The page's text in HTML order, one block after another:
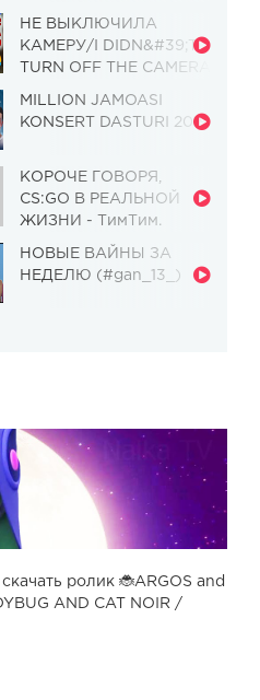
НЕ ВЫКЛЮЧИЛА
КАМЕРУ/I DIDN&#39;T
TURN OFF THE CAMERA
Чудовище] (Выпуск 110)
MILLION JAMOASI
KONSERT DASTURI 2019
КОРОЧЕ ГОВОРЯ,
CS:GO В РЕАЛЬНОЙ
ЖИЗНИ - ТимТим.
НОВЫЕ ВАЙНЫ ЗА
НЕДЕЛЮ (#gan_13_)
ролик 🐞ARGOS and
AND CAT NOIR /